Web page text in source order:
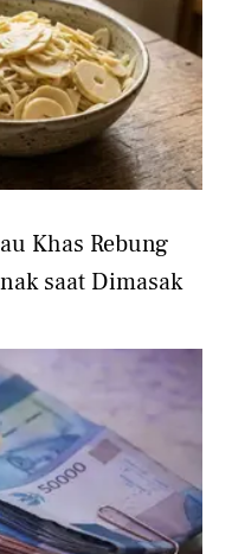
Khas Rebung
saat Dimasak